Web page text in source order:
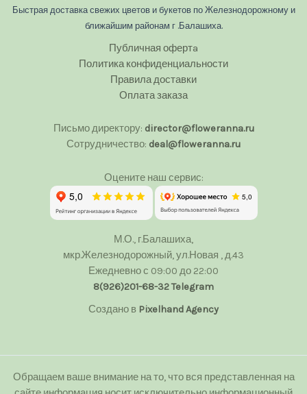
Быстрая доставка свежих цветов и букетов по Железнодорожному и
ближайшим районам г .Балашиха.
Публичная офертa
Политика конфиденциальности
Правила доставки
Оплата заказа
Письмо директору: director@floweranna.ru
Сотрудничество: deal@floweranna.ru
Оцените наш сервис:
М.О., г.Балашиха,
мкр.Железнодорожный, ул.Новая , д.43
Ежедневно с 09:00 до 22:00
8(926)201-68-32Telegram
Создано в Pixelhand Agency
Обращаем ваше внимание на то, что вся представленная на